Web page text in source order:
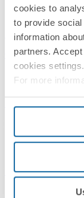
cookies to
to provide
information
partners.
cookies settings.
For more
75544-39
Conector RJ45
¿Te ha surgido
PedirAsistencia